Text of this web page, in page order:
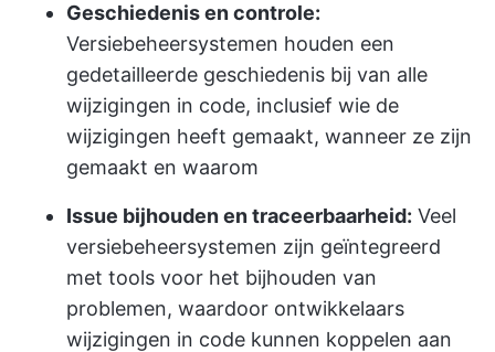
Geschiedenis en controle:
Versiebeheersystemen houden een
gedetailleerde geschiedenis bij van alle
wijzigingen in code, inclusief wie de
wijzigingen heeft gemaakt, wanneer ze zijn
gemaakt en waarom
Issue bijhouden en traceerbaarheid: Veel
versiebeheersystemen zijn geïntegreerd
met tools voor het bijhouden van
problemen, waardoor ontwikkelaars
wijzigingen in code kunnen koppelen aan